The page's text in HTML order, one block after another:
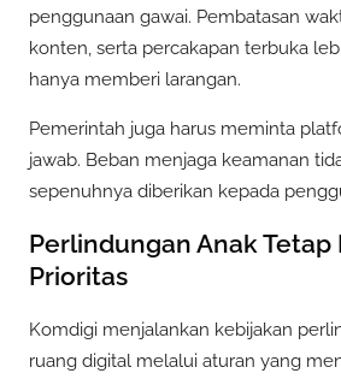
penggunaan gawai. Pembatasan
konten, serta percakapan terbuka
hanya memberi larangan.
Pemerintah juga harus meminta
jawab. Beban menjaga keamanan
sepenuhnya diberikan kepada
Perlindungan Anak Tetap
Prioritas
Komdigi menjalankan kebijakan
ruang digital melalui aturan yang